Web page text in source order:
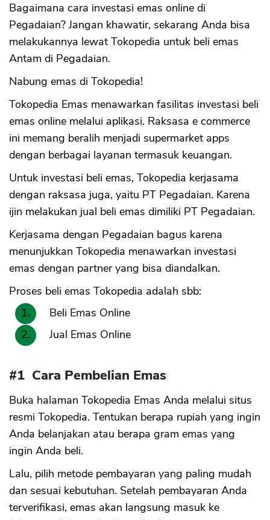
Bagaimana cara investasi emas online di
Pegadaian? Jangan khawatir, sekarang Anda bisa
melakukannya lewat Tokopedia untuk beli emas
Antam di Pegadaian.
Nabung emas di Tokopedia!
Tokopedia Emas menawarkan fasilitas investasi beli
emas online melalui aplikasi. Raksasa e commerce
ini memang beralih menjadi supermarket apps
dengan berbagai layanan termasuk keuangan.
Untuk investasi beli emas, Tokopedia kerjasama
dengan raksasa juga, yaitu PT Pegadaian. Karena
ijin melakukan jual beli emas dimiliki PT Pegadaian.
Kerjasama dengan Pegadaian bagus karena
menunjukkan Tokopedia menawarkan investasi
emas dengan partner yang bisa diandalkan.
Proses beli emas Tokopedia adalah sbb:
Beli Emas Online
Jual Emas Online
#1 Cara Pembelian Emas
Buka halaman Tokopedia Emas Anda melalui situs
resmi Tokopedia. Tentukan berapa rupiah yang ingin
Anda belanjakan atau berapa gram emas yang
ingin Anda beli.
Lalu, pilih metode pembayaran yang paling mudah
dan sesuai kebutuhan. Setelah pembayaran Anda
terverifikasi, emas akan langsung masuk ke